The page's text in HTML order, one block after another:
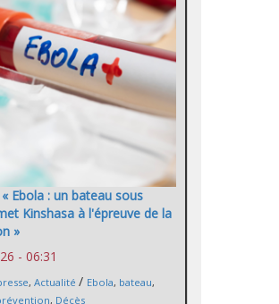
Ebola : un bateau sous
Kinshasa à l'épreuve de la
»
- 06:31
, Actualité / Ebola, bateau,
, Décès